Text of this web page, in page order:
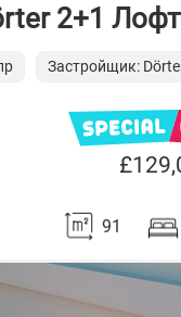
2+1
Застройщик:
91